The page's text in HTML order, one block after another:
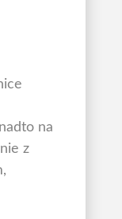
na
z